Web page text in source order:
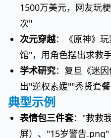
1500万美元，网友玩
次"
次元穿越：《原神》
馆"，用角色摆出求救
学术研究：复旦《迷
出"逆权素媛""秀贤套
典型示例
表情包三件套："救救
屏）、"15岁警告